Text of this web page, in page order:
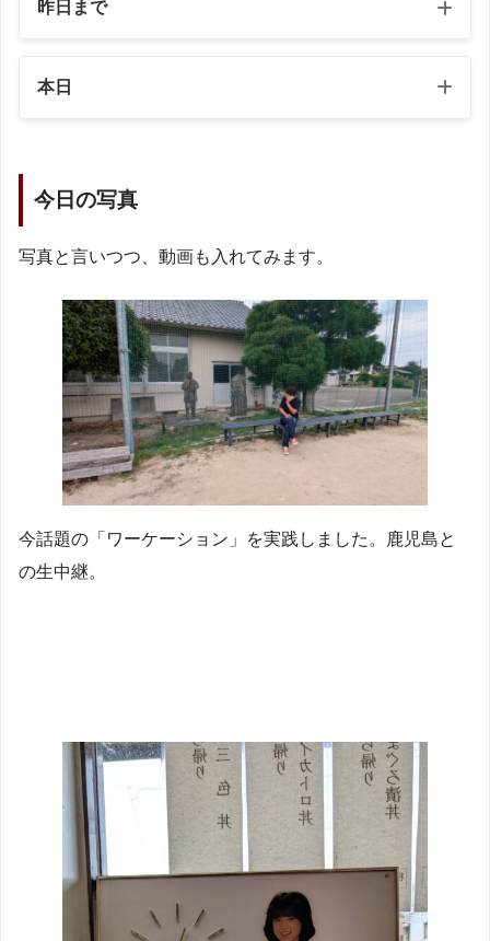
昨日まで
本日
今日の写真
写真と言いつつ、動画も入れてみます。
今話題の「ワーケーション」を実践しました。鹿児島と
の生中継。